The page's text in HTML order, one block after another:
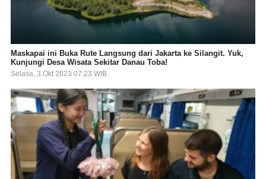
Maskapai ini Buka Rute Langsung dari Jakarta ke Silangit. Yuk,
Kunjungi Desa Wisata Sekitar Danau Toba!
Selasa, 3 Okt 2023 07:23 WIB